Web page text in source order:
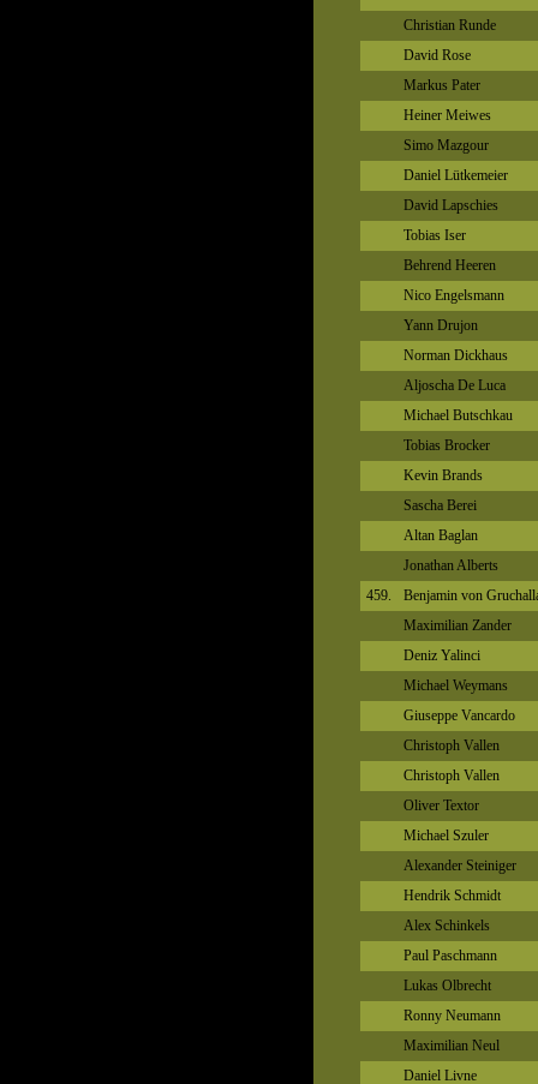
Christian Runde
David Rose
Markus Pater
Heiner Meiwes
Simo Mazgour
Daniel Lütkemeier
David Lapschies
Tobias Iser
Behrend Heeren
Nico Engelsmann
Yann Drujon
Norman Dickhaus
Aljoscha De Luca
Michael Butschkau
Tobias Brocker
Kevin Brands
Sascha Berei
Altan Baglan
Jonathan Alberts
459.
Benjamin von
Maximilian Zander
Deniz Yalinci
Michael Weymans
Giuseppe Vancardo
Christoph Vallen
Christoph Vallen
Oliver Textor
Michael Szuler
Alexander Steiniger
Hendrik Schmidt
Alex Schinkels
Paul Paschmann
Lukas Olbrecht
Ronny Neumann
Maximilian Neul
Daniel Livne